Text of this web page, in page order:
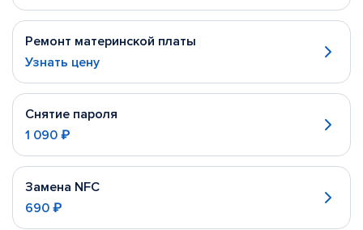
Ремонт материнской платы
Узнать цену
Снятие пароля
1 090 ₽
Замена NFC
690 ₽